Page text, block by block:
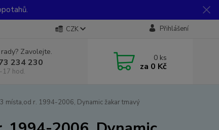
CZK Přihlášení
Zavolejte.
234 230
17 hod.
0 ks
za 0 Kč
místa,od r. 1994-2006, Dynamic žakar tmavý